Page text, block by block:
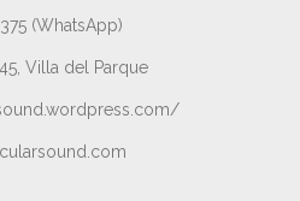
(WhatsApp)
Villa del Parque